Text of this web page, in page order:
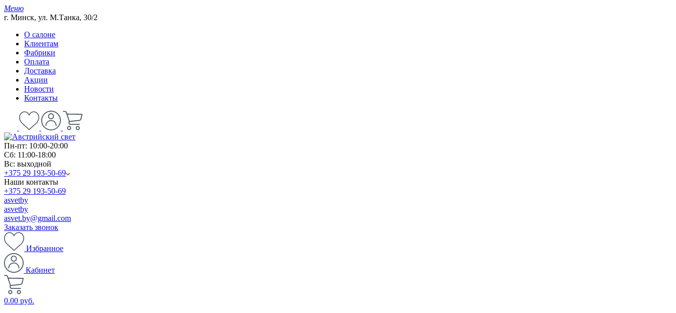
Меню
г. Минск, ул. М.Танка, 30/2
О салоне
Клиентам
Фабрики
Оплата
Доставка
Акции
Новости
Контакты
Пн-пт: 10:00-20:00
Сб: 11:00-18:00
Вс: выходной
+375 29 193-50-69
Наши контакты
+375 29 193-50-69
asvetby
asvetby
asvet.by@gmail.com
Заказать звонок
Избранное
Кабинет
0.00 руб.